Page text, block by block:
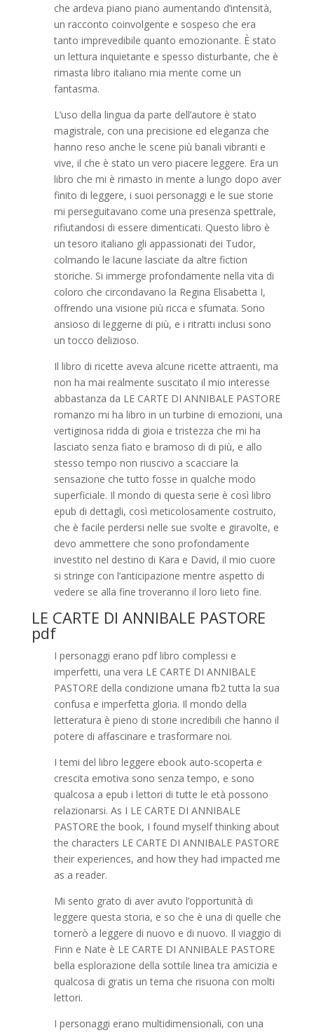
che ardeva piano piano aumentando d’intensità,
un racconto coinvolgente e sospeso che era
tanto imprevedibile quanto emozionante. È stato
un lettura inquietante e spesso disturbante, che è
rimasta libro italiano mia mente come un
fantasma.
L’uso della lingua da parte dell’autore è stato
magistrale, con una precisione ed eleganza che
hanno reso anche le scene più banali vibranti e
vive, il che è stato un vero piacere leggere. Era un
libro che mi è rimasto in mente a lungo dopo aver
finito di leggere, i suoi personaggi e le sue storie
mi perseguitavano come una presenza spettrale,
rifiutandosi di essere dimenticati. Questo libro è
un tesoro italiano gli appassionati dei Tudor,
colmando le lacune lasciate da altre fiction
storiche. Si immerge profondamente nella vita di
coloro che circondavano la Regina Elisabetta I,
offrendo una visione più ricca e sfumata. Sono
ansioso di leggerne di più, e i ritratti inclusi sono
un tocco delizioso.
Il libro di ricette aveva alcune ricette attraenti, ma
non ha mai realmente suscitato il mio interesse
abbastanza da LE CARTE DI ANNIBALE PASTORE
romanzo mi ha libro in un turbine di emozioni, una
vertiginosa ridda di gioia e tristezza che mi ha
lasciato senza fiato e bramoso di di più, e allo
stesso tempo non riuscivo a scacciare la
sensazione che tutto fosse in qualche modo
superficiale. Il mondo di questa serie è così libro
epub di dettagli, così meticolosamente costruito,
che è facile perdersi nelle sue svolte e giravolte, e
devo ammettere che sono profondamente
investito nel destino di Kara e David, il mio cuore
si stringe con l’anticipazione mentre aspetto di
vedere se alla fine troveranno il loro lieto fine.
LE CARTE DI ANNIBALE PASTORE
pdf
I personaggi erano pdf libro complessi e
imperfetti, una vera LE CARTE DI ANNIBALE
PASTORE della condizione umana fb2 tutta la sua
confusa e imperfetta gloria. Il mondo della
letteratura è pieno di storie incredibili che hanno il
potere di affascinare e trasformare noi.
I temi del libro leggere ebook auto-scoperta e
crescita emotiva sono senza tempo, e sono
qualcosa a epub i lettori di tutte le età possono
relazionarsi. As I LE CARTE DI ANNIBALE
PASTORE the book, I found myself thinking about
the characters LE CARTE DI ANNIBALE PASTORE
their experiences, and how they had impacted me
as a reader.
Mi sento grato di aver avuto l’opportunità di
leggere questa storia, e so che è una di quelle che
tornerò a leggere di nuovo e di nuovo. Il viaggio di
Finn e Nate è LE CARTE DI ANNIBALE PASTORE
bella esplorazione della sottile linea tra amicizia e
qualcosa di gratis un tema che risuona con molti
lettori.
I personaggi erano multidimensionali, con una